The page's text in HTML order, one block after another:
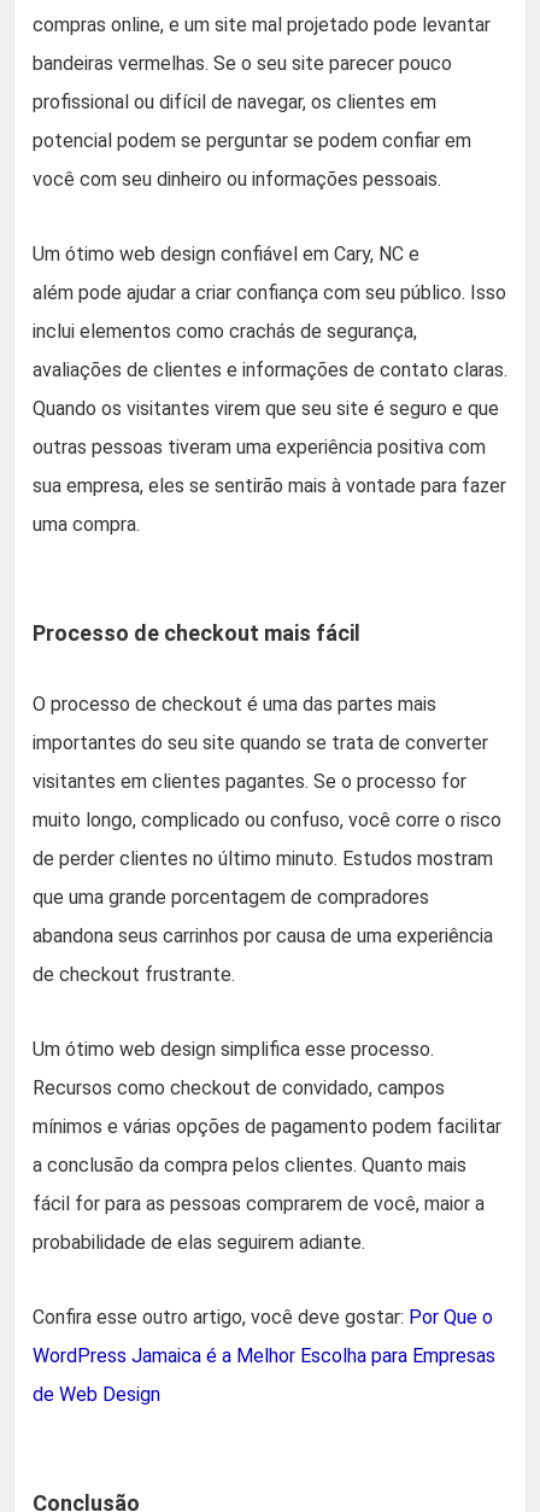
compras online, e um site mal projetado pode levantar
bandeiras vermelhas. Se o seu site parecer pouco
profissional ou difícil de navegar, os clientes em
potencial podem se perguntar se podem confiar em
você com seu dinheiro ou informações pessoais.
Um ótimo web design confiável em Cary, NC e
além pode ajudar a criar confiança com seu público. Isso
inclui elementos como crachás de segurança,
avaliações de clientes e informações de contato claras.
Quando os visitantes virem que seu site é seguro e que
outras pessoas tiveram uma experiência positiva com
sua empresa, eles se sentirão mais à vontade para fazer
uma compra.
Processo de checkout mais fácil
O processo de checkout é uma das partes mais
importantes do seu site quando se trata de converter
visitantes em clientes pagantes. Se o processo for
muito longo, complicado ou confuso, você corre o risco
de perder clientes no último minuto. Estudos mostram
que uma grande porcentagem de compradores
abandona seus carrinhos por causa de uma experiência
de checkout frustrante.
Um ótimo web design simplifica esse processo.
Recursos como checkout de convidado, campos
mínimos e várias opções de pagamento podem facilitar
a conclusão da compra pelos clientes. Quanto mais
fácil for para as pessoas comprarem de você, maior a
probabilidade de elas seguirem adiante.
Confira esse outro artigo, você deve gostar: Por Que o
WordPress Jamaica é a Melhor Escolha para Empresas
de Web Design
Conclusão